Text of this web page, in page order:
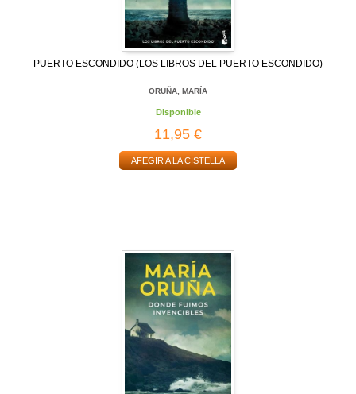
PUERTO ESCONDIDO (LOS LIBROS DEL PUERTO ESCONDIDO)
ORUÑA, MARÍA
Disponible
11,95 €
AFEGIR A LA CISTELLA